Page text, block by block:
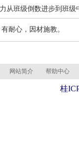
从班级倒数进步到班级
耐心，因材施教。
网站简介 帮助中心
桂